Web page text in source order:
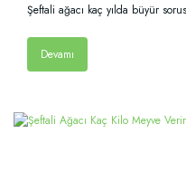
Şeftali ağacı kaç yılda büyür
Devamı